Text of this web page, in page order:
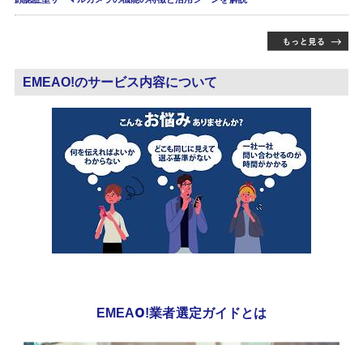
EMEAO!のサービス内容について
EMEAO!業者選定ガイドとは